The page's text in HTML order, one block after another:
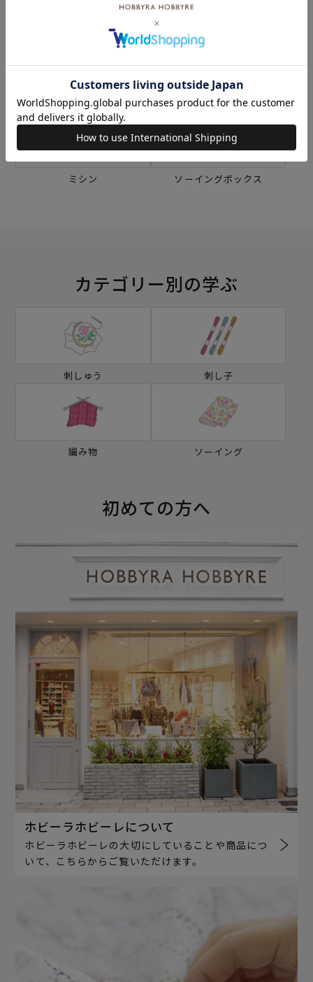
刺し子 編み物
ミシン ソーイングボックス
カテゴリー別の学ぶ
刺しゅう 刺し子
編み物 ソーイング
初めての方へ
ホビーラホビーレについて
ホビーラホビーレの大切にしていることや商品につ
いて、こちらからご覧いただけます。